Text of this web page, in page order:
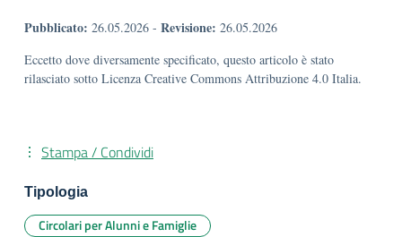
Pubblicato: 26.05.2026 - Revisione: 26.05.2026
Eccetto dove diversamente specificato, questo articolo è stato
rilasciato sotto Licenza Creative Commons Attribuzione 4.0 Italia.
Stampa / Condividi
Tipologia
Circolari per Alunni e Famiglie